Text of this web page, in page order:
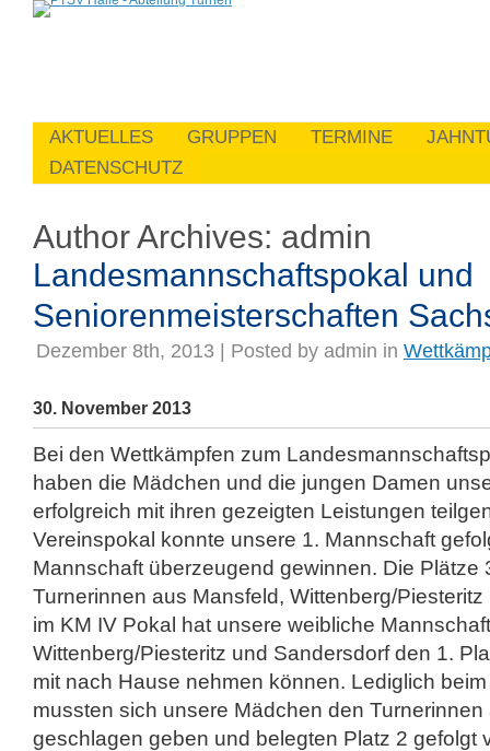
AKTUELLES GRUPPEN TERMINE
DATENSCHUTZ
Author Archives: admin
Landesmannschaftspokal und
Seniorenmeisterschaften
Dezember 8th, 2013 | Posted by admin in
30. November 2013
Bei den Wettkämpfen zum
haben die Mädchen und die jungen Damen
erfolgreich mit ihren gezeigten Leistungen
Vereinspokal konnte unsere 1. Mannschaft
Mannschaft überzeugend gewinnen. Die Plätze
Turnerinnen aus Mansfeld, Wittenberg/
im KM IV Pokal hat unsere weibliche
Wittenberg/Piesteritz und Sandersdorf den 1.
mit nach Hause nehmen können. Lediglich
mussten sich unsere Mädchen den
geschlagen geben und belegten Platz 2 gefolgt